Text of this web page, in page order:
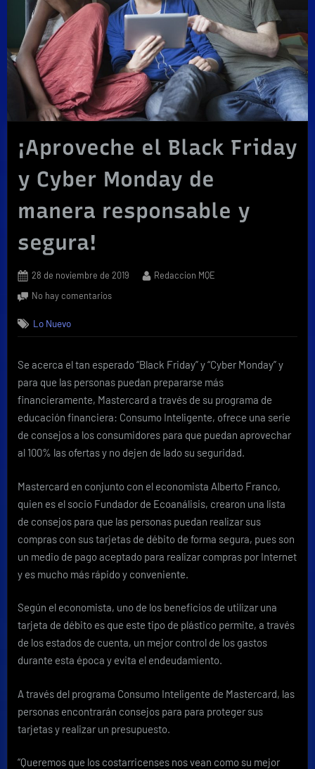
¡Aproveche el Black Friday
y Cyber Monday de
manera responsable y
segura!
Posted
28 de noviembre de 2019 By
Redaccion MQE
No hay comentariosen
Black
y
Cyber
Monday
de
responsable
y
Lo Nuevo
Se acerca el tan esperado “Black Friday” y “Cyber Monday” y
para que las personas puedan prepararse más
financieramente, Mastercard a través de su programa de
educación financiera: Consumo Inteligente, ofrece una serie
de consejos a los consumidores para que puedan aprovechar
al 100% las ofertas y no dejen de lado su seguridad.
Mastercard en conjunto con el economista Alberto Franco,
quien es el socio Fundador de Ecoanálisis, crearon una lista
de consejos para que las personas puedan realizar sus
compras con sus tarjetas de débito de forma segura, pues son
un medio de pago aceptado para realizar compras por Internet
y es mucho más rápido y conveniente.
Según el economista, uno de los beneficios de utilizar una
tarjeta de débito es que este tipo de plástico permite, a través
de los estados de cuenta, un mejor control de los gastos
durante esta época y evita el endeudamiento.
A través del programa Consumo Inteligente de Mastercard, las
personas encontrarán consejos para para proteger sus
tarjetas y realizar un presupuesto.
“Queremos que los costarricenses nos vean como su mejor